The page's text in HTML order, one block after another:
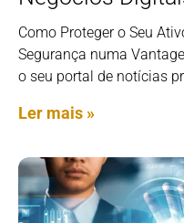
Como Proteger o Seu
Segurança numa
o seu portal de notícias
Ler mais »